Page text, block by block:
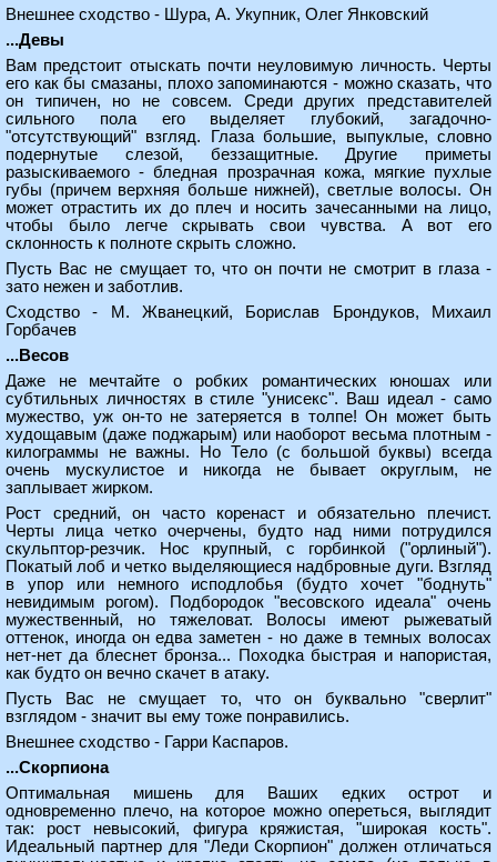
Внешнее сходство - Шура, А. Укупник, Олег Янковский
...Девы
Вам предстоит отыскать почти неуловимую личность. Черты
его как бы смазаны, плохо запоминаются - можно сказать, что
он типичен, но не совсем. Среди других представителей
сильного пола его выделяет глубокий, загадочно-
"отсутствующий" взгляд. Глаза большие, выпуклые, словно
подернутые слезой, беззащитные. Другие приметы
разыскиваемого - бледная прозрачная кожа, мягкие пухлые
губы (причем верхняя больше нижней), светлые волосы. Он
может отрастить их до плеч и носить зачесанными на лицо,
чтобы было легче скрывать свои чувства. А вот его
склонность к полноте скрыть сложно.
Пусть Вас не смущает то, что он почти не смотрит в глаза -
зато нежен и заботлив.
Сходство - М. Жванецкий, Борислав Брондуков, Михаил
Горбачев
...Весов
Даже не мечтайте о робких романтических юношах или
субтильных личностях в стиле "унисекс". Ваш идеал - само
мужество, уж он-то не затеряется в толпе! Он может быть
худощавым (даже поджарым) или наоборот весьма плотным -
килограммы не важны. Но Тело (с большой буквы) всегда
очень мускулистое и никогда не бывает округлым, не
заплывает жирком.
Рост средний, он часто коренаст и обязательно плечист.
Черты лица четко очерчены, будто над ними потрудился
скульптор-резчик. Нос крупный, с горбинкой ("орлиный").
Покатый лоб и четко выделяющиеся надбровные дуги. Взгляд
в упор или немного исподлобья (будто хочет "боднуть"
невидимым рогом). Подбородок "весовского идеала" очень
мужественный, но тяжеловат. Волосы имеют рыжеватый
оттенок, иногда он едва заметен - но даже в темных волосах
нет-нет да блеснет бронза... Походка быстрая и напористая,
как будто он вечно скачет в атаку.
Пусть Вас не смущает то, что он буквально "сверлит"
взглядом - значит вы ему тоже понравились.
Внешнее сходство - Гарри Каспаров.
...Скорпиона
Оптимальная мишень для Ваших едких острот и
одновременно плечо, на которое можно опереться, выглядит
так: рост невысокий, фигура кряжистая, "широкая кость".
Идеальный партнер для "Леди Скорпион" должен отличаться